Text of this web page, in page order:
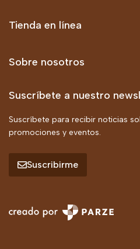
Tienda en línea
Sobre nosotros
Suscríbete a nuestro
Suscríbete para recibir noticias
promociones y eventos.
Suscribirme